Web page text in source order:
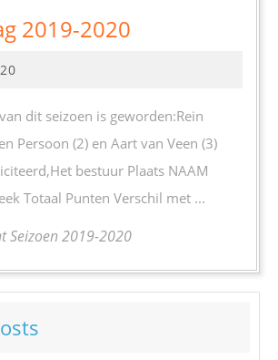
2019-2020
1
2020
Persoon (2) en Aart van Veen (3)
bestuur Plaats NAAM
Totaal Punten Verschil met ...
Seizoen 2019-2020